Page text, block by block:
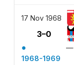
17 Nov 1968
3–0
●
—
1968-1969